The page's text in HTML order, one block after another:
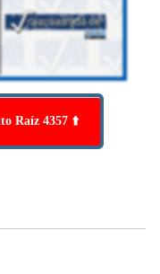
Raíz 4357 ⬆️